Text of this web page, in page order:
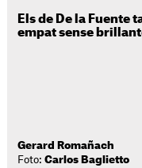
Els de De la Fuente
empat sense
Gerard Romañach
Foto:Carlos Baglietto